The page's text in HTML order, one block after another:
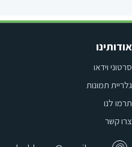
אודותינו
סרטוני וידאו
גלריית תמונות
תרמו לנו
צרו קשר